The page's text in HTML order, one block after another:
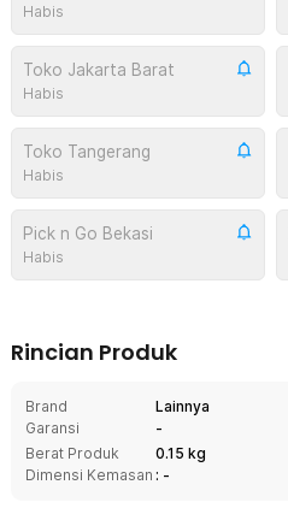
Habis
Toko Jakarta Barat
Habis
Toko Tangerang
Habis
Pick n Go Bekasi
Habis
Rincian Produk
Brand
Lainnya
Garansi
-
Berat Produk
0.15 kg
Dimensi Kemasan : -